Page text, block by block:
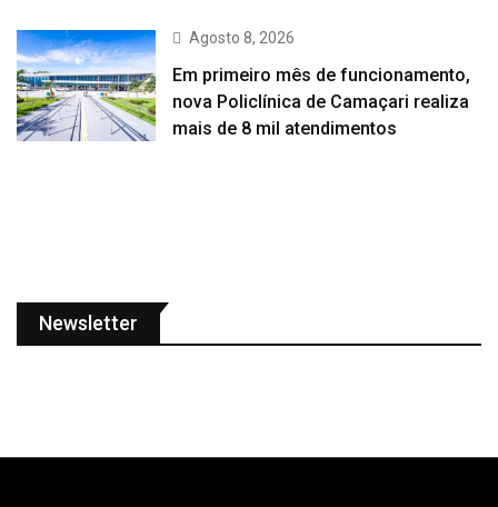
Agosto 8, 2026
Em primeiro mês de funcionamento,
nova Policlínica de Camaçari realiza
mais de 8 mil atendimentos
Newsletter